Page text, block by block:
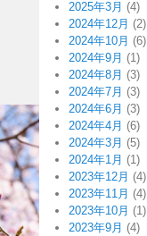
2025年3月 (4)
2024年12月 (2)
2024年10月 (6)
2024年9月 (1)
2024年8月 (3)
2024年7月 (3)
2024年6月 (3)
2024年4月 (6)
2024年3月 (5)
2024年1月 (1)
2023年12月 (4)
2023年11月 (4)
2023年10月 (1)
2023年9月 (4)